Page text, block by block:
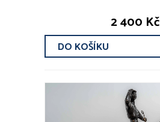
2 400 Kč
DO KOŠÍKU